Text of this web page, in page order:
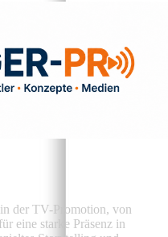
der TV-Promotion, von
eine starke Präsenz in